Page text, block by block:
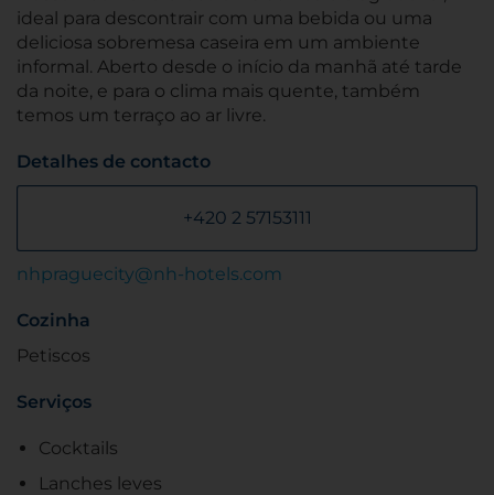
ideal para descontrair com uma bebida ou uma
deliciosa sobremesa caseira em um ambiente
informal. Aberto desde o início da manhã até tarde
da noite, e para o clima mais quente, também
temos um terraço ao ar livre.
Detalhes de contacto
+420 2 57153111
nhpraguecity@nh-hotels.com
Cozinha
Petiscos
Serviços
Cocktails
Lanches leves